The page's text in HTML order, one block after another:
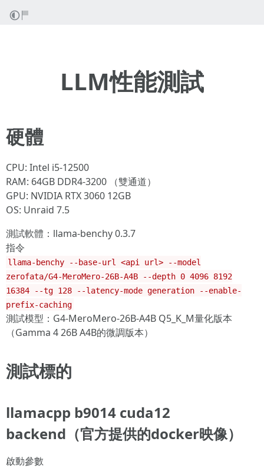
LLM性能測試
硬體
CPU: Intel i5-12500
RAM: 64GB DDR4-3200 （雙通道）
GPU: NVIDIA RTX 3060 12GB
OS: Unraid 7.5
測試軟體：llama-benchy 0.3.7
指令
llama-benchy --base-url <api url> --model
zerofata/G4-MeroMero-26B-A4B --depth 0 4096 8192
16384 --tg 128 --latency-mode generation --enable-
prefix-caching
測試模型：G4-MeroMero-26B-A4B Q5_K_M量化版本
（Gamma 4 26B A4B的微調版本）
測試標的
llamacpp b9014 cuda12
backend（官方提供的docker映像）
啟動參數